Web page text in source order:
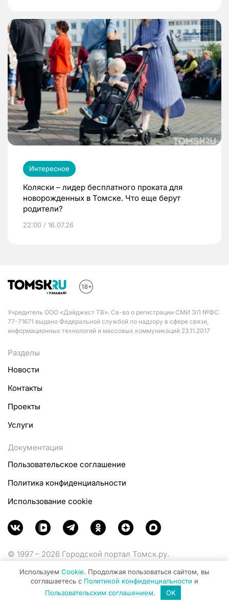
Интересное
Коляски – лидер бесплатного проката для
новорожденных в Томске. Что еще берут
родители?
22:00 / 16.07.26
Учредитель ООО «Дайджест ТВ». Св-во о регистрации СМИ ЭЛ №ФС
77-71671 выдано Федеральной службой по надзору в сфере связи,
информационных технологий и массовых коммуникаций 23.11.2017
Разделы
Новости
Контакты
Проекты
Услуги
Документация
Пользовательское соглашение
Политика конфиденциальности
Использование cookie
© 1997 – 2026 Городской портал Томск.ру.
Министерства цифрового развития, связи и массовых
коммуникаций Российской Федерации.
Используем Cookie. Продолжая пользоваться сайтом, вы
соглашаетесь с Политикой конфиденциальности и
Пользовательским соглашением. OK